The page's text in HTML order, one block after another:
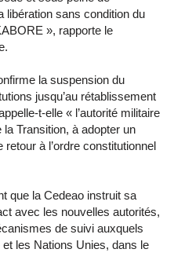
libération sans condition du
», rapporte le
la suspension du
jusqu’au rétablissement
t-elle « l’autorité militaire
Transition, à adopter un
à l’ordre constitutionnel
que la Cedeao instruit sa
avec les nouvelles autorités,
de suivi auxquels
les Nations Unies, dans le